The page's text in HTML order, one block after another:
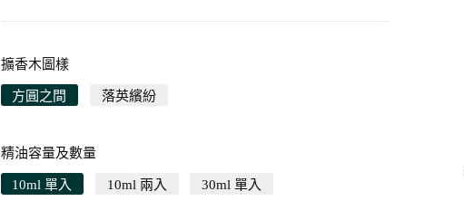
擴香木圖樣
方圓之間 落英繽紛
精油容量及數量
10ml 單入 10ml 兩入 30ml 單入